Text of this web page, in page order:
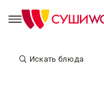
Искать блюда